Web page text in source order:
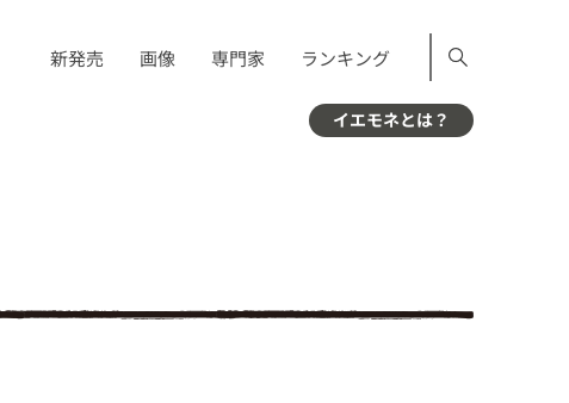
新発売 画像 専門家 ランキング
イエモネとは？